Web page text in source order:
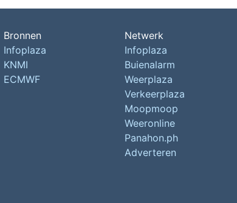
Bronnen
Infoplaza
KNMI
ECMWF
Netwerk
Infoplaza
Buienalarm
Weerplaza
Verkeerplaza
Moopmoop
Weeronline
Panahon.ph
Adverteren